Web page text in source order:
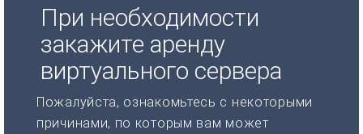
При необходимости
закажите аренду
виртуального сервера
Пожалуйста, ознакомьтесь с некоторыми
причинами, по которым вам может